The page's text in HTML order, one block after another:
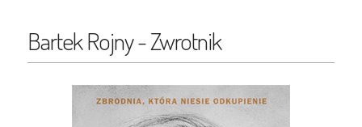
Bartek Rojny - Zwrotnik